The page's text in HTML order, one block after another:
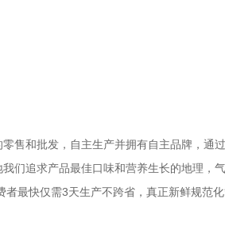
售和批发，自主生产并拥有自主品牌，
们追求产品最佳口味和营养生长的地理
最快仅需3天生产不跨省，真正新鲜规范